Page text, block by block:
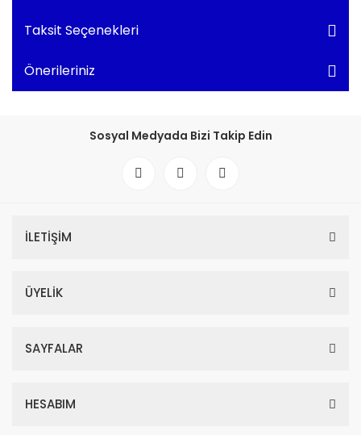
Taksit Seçenekleri
Önerileriniz
Sosyal Medyada Bizi Takip Edin
İLETİŞİM
ÜYELİK
SAYFALAR
HESABIM